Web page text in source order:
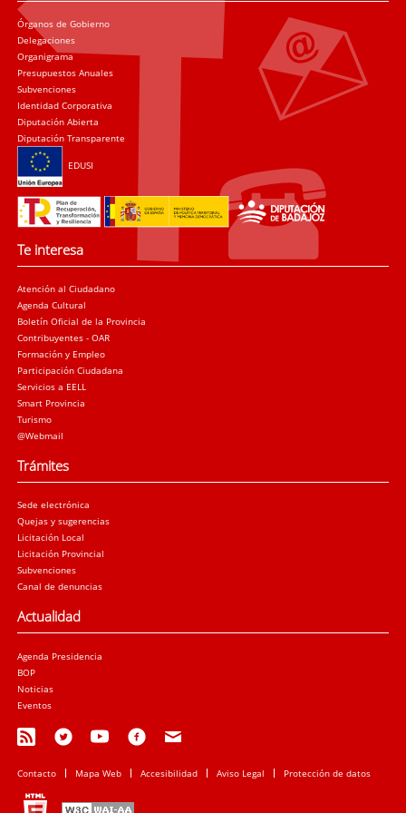
Órganos de Gobierno
Delegaciones
Organigrama
Presupuestos Anuales
Subvenciones
Identidad Corporativa
Diputación Abierta
Diputación Transparente
EDUSI
Te interesa
Atención al Ciudadano
Agenda Cultural
Boletín Oficial de la Provincia
Contribuyentes - OAR
Formación y Empleo
Participación Ciudadana
Servicios a EELL
Smart Provincia
Turismo
@Webmail
Trámites
Sede electrónica
Quejas y sugerencias
Licitación Local
Licitación Provincial
Subvenciones
Canal de denuncias
Actualidad
Agenda Presidencia
BOP
Noticias
Eventos
Contacto Mapa Web Accesibilidad Aviso Legal Protección de datos